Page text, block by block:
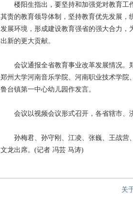
楼阳生指出，要坚持和加强党对教育工
其责的教育领导体制，坚持教育优先发展
发展环境，形成建设教育强省的强大合力，
出新的更大贡献。
会议通报全省教育事业改革发展情况。郑
郑州大学河南音乐学院、河南职业技术学院
鲁台镇第一中心幼儿园作发言。
会议以视频会议形式召开，各省辖市、济
孙梅君、孙守刚、江凌、张巍、王战营
文龙出席。(记者 冯芸 马涛)
关